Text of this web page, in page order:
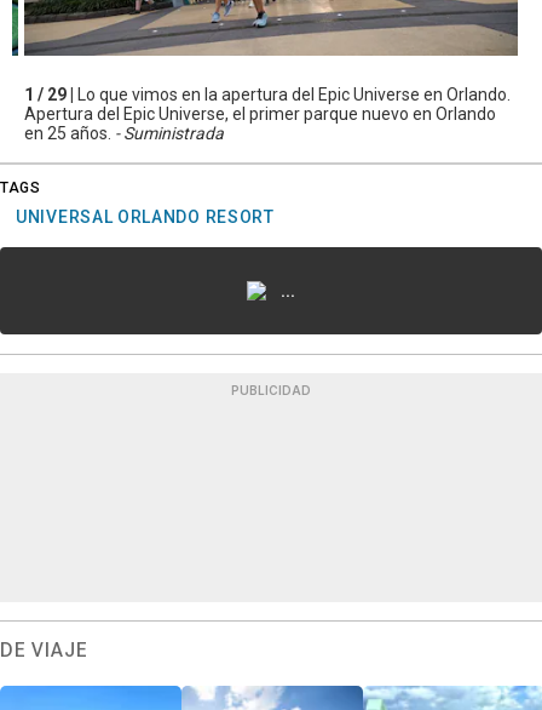
1 / 29 |
Lo que vimos en la apertura del Epic Universe en Orlando.
Apertura del Epic Universe, el primer parque nuevo en Orlando
en 25 años. - Suministrada
TAGS
UNIVERSAL ORLANDO RESORT
...
PUBLICIDAD
DE VIAJE